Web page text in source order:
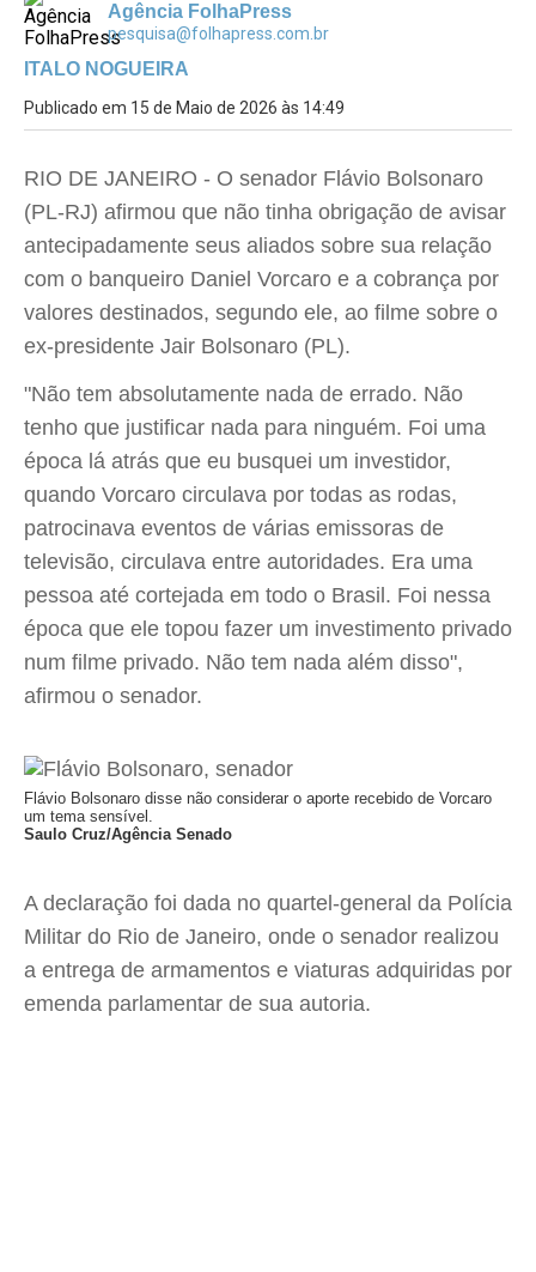
Agência FolhaPress
pesquisa@folhapress.com.br
ITALO NOGUEIRA
Publicado em 15 de Maio de 2026 às 14:49
RIO DE JANEIRO - O senador Flávio Bolsonaro
(PL-RJ) afirmou que não tinha obrigação de avisar
antecipadamente seus aliados sobre sua relação
com o banqueiro Daniel Vorcaro e a cobrança por
valores destinados, segundo ele, ao filme sobre o
ex-presidente Jair Bolsonaro (PL).
"Não tem absolutamente nada de errado. Não
tenho que justificar nada para ninguém. Foi uma
época lá atrás que eu busquei um investidor,
quando Vorcaro circulava por todas as rodas,
patrocinava eventos de várias emissoras de
televisão, circulava entre autoridades. Era uma
pessoa até cortejada em todo o Brasil. Foi nessa
época que ele topou fazer um investimento privado
num filme privado. Não tem nada além disso",
afirmou o senador.
Flávio Bolsonaro disse não considerar o aporte recebido de Vorcaro
um tema sensível.
Saulo Cruz/Agência Senado
A declaração foi dada no quartel-general da Polícia
Militar do Rio de Janeiro, onde o senador realizou
a entrega de armamentos e viaturas adquiridas por
emenda parlamentar de sua autoria.